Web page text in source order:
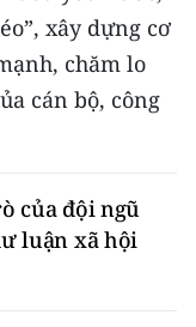
xây dựng cơ
chăm lo
cán bộ, công
của đội ngũ
luận xã hội